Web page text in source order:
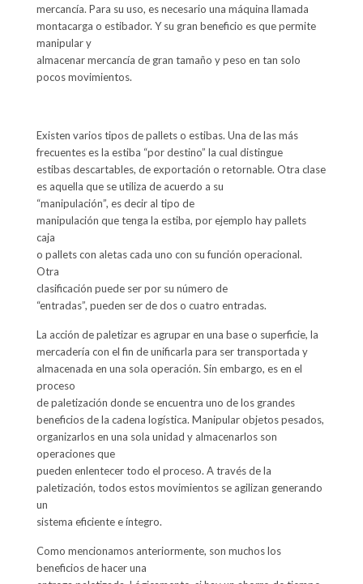
mercancía. Para su uso, es necesario una máquina llamada
montacarga o estibador. Y su gran beneficio es que permite
manipular y
almacenar mercancía de gran tamaño y peso en tan solo
pocos movimientos.
Existen varios tipos de pallets o estibas. Una de las más
frecuentes es la estiba “por destino” la cual distingue
estibas descartables, de exportación o retornable. Otra clase
es aquella que se utiliza de acuerdo a su
“manipulación”, es decir al tipo de
manipulación que tenga la estiba, por ejemplo hay pallets
caja
o pallets con aletas cada uno con su función operacional.
Otra
clasificación puede ser por su número de
“entradas”, pueden ser de dos o cuatro entradas.
La acción de paletizar es agrupar en una base o superficie, la
mercadería con el fin de unificarla para ser transportada y
almacenada en una sola operación. Sin embargo, es en el
proceso
de paletización donde se encuentra uno de los grandes
beneficios de la cadena logística. Manipular objetos pesados,
organizarlos en una sola unidad y almacenarlos son
operaciones que
pueden enlentecer todo el proceso. A través de la
paletización, todos estos movimientos se agilizan generando
un
sistema eficiente e íntegro.
Como mencionamos anteriormente, son muchos los
beneficios de hacer una